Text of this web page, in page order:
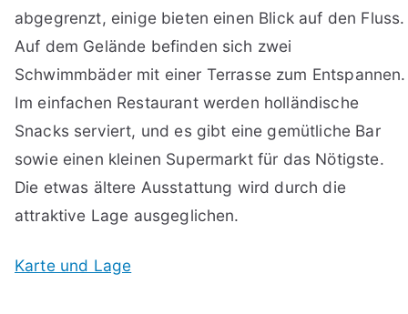
abgegrenzt, einige bieten einen Blick auf den Fluss.
Auf dem Gelände befinden sich zwei
Schwimmbäder mit einer Terrasse zum Entspannen.
Im einfachen Restaurant werden holländische
Snacks serviert, und es gibt eine gemütliche Bar
sowie einen kleinen Supermarkt für das Nötigste.
Die etwas ältere Ausstattung wird durch die
attraktive Lage ausgeglichen.
Karte und Lage